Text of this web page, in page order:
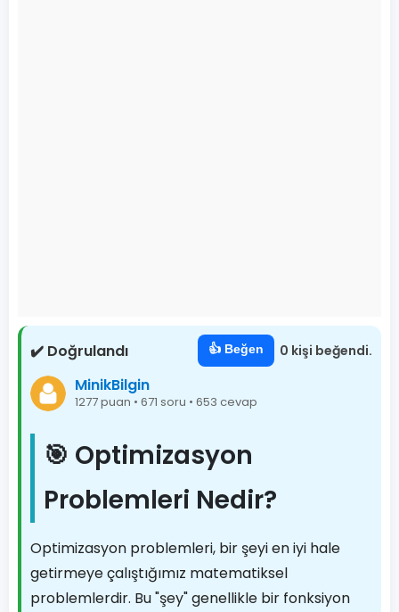
✔️ Doğrulandı 👍 Beğen 0 kişi beğendi.
MinikBilgin
1277 puan • 671 soru • 653 cevap
🎯 Optimizasyon
Problemleri Nedir?
Optimizasyon problemleri, bir şeyi en iyi hale
getirmeye çalıştığımız matematiksel
problemlerdir. Bu "şey" genellikle bir fonksiyon